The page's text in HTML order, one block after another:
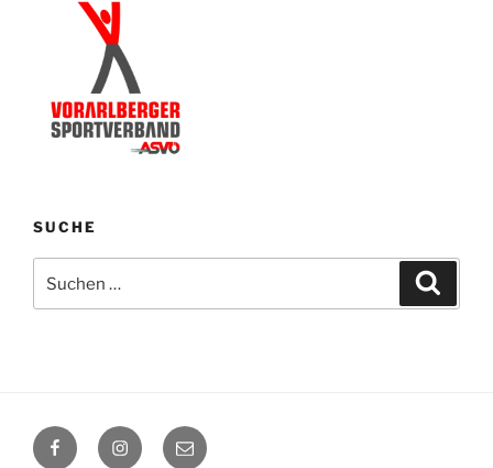
SUCHE
nach:
FacebookInstagram
E-